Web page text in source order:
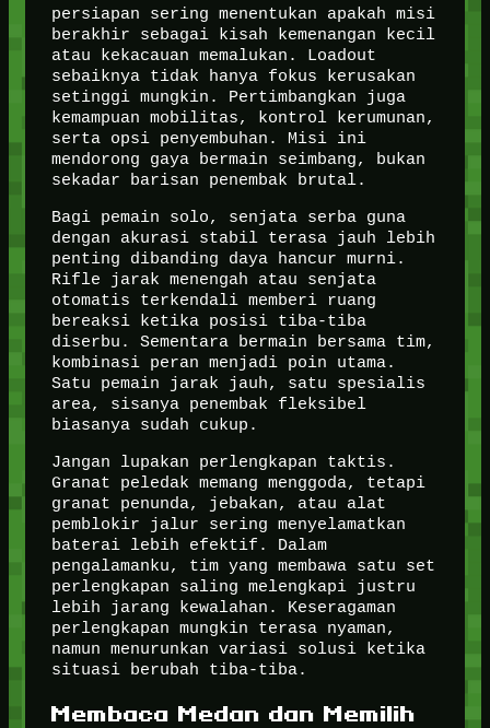
persiapan sering menentukan apakah misi
berakhir sebagai kisah kemenangan kecil
atau kekacauan memalukan. Loadout
sebaiknya tidak hanya fokus kerusakan
setinggi mungkin. Pertimbangkan juga
kemampuan mobilitas, kontrol kerumunan,
serta opsi penyembuhan. Misi ini
mendorong gaya bermain seimbang, bukan
sekadar barisan penembak brutal.
Bagi pemain solo, senjata serba guna
dengan akurasi stabil terasa jauh lebih
penting dibanding daya hancur murni.
Rifle jarak menengah atau senjata
otomatis terkendali memberi ruang
bereaksi ketika posisi tiba-tiba
diserbu. Sementara bermain bersama tim,
kombinasi peran menjadi poin utama.
Satu pemain jarak jauh, satu spesialis
area, sisanya penembak fleksibel
biasanya sudah cukup.
Jangan lupakan perlengkapan taktis.
Granat peledak memang menggoda, tetapi
granat penunda, jebakan, atau alat
pemblokir jalur sering menyelamatkan
baterai lebih efektif. Dalam
pengalamanku, tim yang membawa satu set
perlengkapan saling melengkapi justru
lebih jarang kewalahan. Keseragaman
perlengkapan mungkin terasa nyaman,
namun menurunkan variasi solusi ketika
situasi berubah tiba-tiba.
Membaca Medan dan Memilih